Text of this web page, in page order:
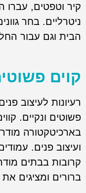
קיר וטפטים, עברו
ניטרליים. בחר
הבית וגם עבור
קוים
רעיונות לעיצוב
פשוטים ונקיים.
בארכיטקטורה
ועיצוב פנים.
קרובות בבתים
ברורים ומציגים